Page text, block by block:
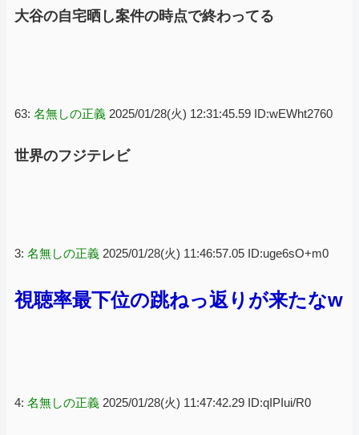
大谷の自宅晒し案件の時点で終わってる
63: 名無しの正義 2025/01/28(火) 12:31:45.59 ID:wEWht2760
世界のフジテレビ
3: 名無しの正義 2025/01/28(火) 11:46:57.05 ID:uge6sO+m0
視聴率最下位の跳ねっ返りが来たなw
4: 名無しの正義 2025/01/28(火) 11:47:42.29 ID:qIPIui/R0